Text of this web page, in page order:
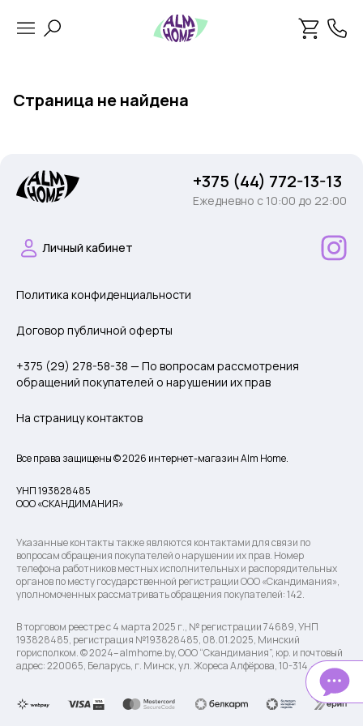
Страница не найдена
+375 (44) 772-13-13
Ежедневно c 10:00 до 22:00
Личный кабинет
Политика конфиденциальности
Договор публичной оферты
+375 (29) 278-58-38 — По вопросам рассмотрения
обращений покупателей о нарушении их прав
На страницу контактов
Все права защищены © 2026 интернет-магазин Alm Home.
УНП 193828485
ООО «СКАНДИМАНИЯ»
Указанные контакты также являются контактами для связи по
вопросам обращения покупателей о нарушении их прав. Номер
телефона работников местных исполнительных и распорядительных
органов по месту государственной регистрации ООО «Скандимания»,
уполномоченных рассматривать обращения покупателей: 142.
В торговом реестре с 4 марта 2025 г., № регистрации 74689, УНП
193828485, регистрация №193828485, 08.01.2025, Минский
горисполком. © 2024– almhome.by, ООО “Скандимания”, юр. и почтовый
адрес: 220065, Беларусь, г. Минск, ул. Жореса Алфёрова, 10-314